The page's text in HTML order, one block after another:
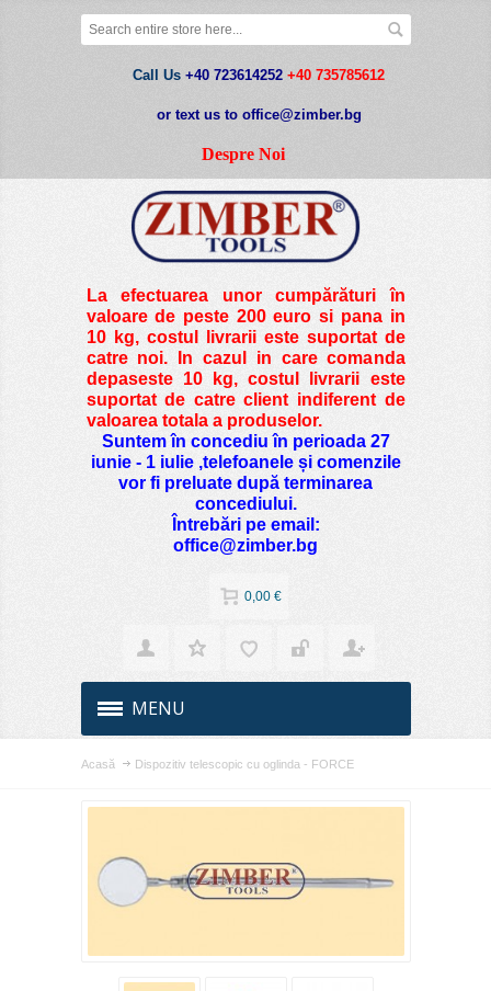
Call Us +40 723614252 +40 735785612
or text us to office@zimber.bg
Despre Noi
La efectuarea unor cumpărături în
valoare de peste200 euro si pana in
10 kg, costul livrarii este suportat de
catre noi. In cazul in care comanda
depaseste 10 kg, costul livrarii este
suportat de catre client indiferent de
valoarea totala a produselor.
Suntem în concediu în perioada 27
iunie - 1 iulie ,telefoanele și comenzile
vor fi preluate după terminarea
concediului.
Întrebări pe email:
office@zimber.bg
0,00 €
MENU
Acasă Dispozitiv telescopic cu oglinda - FORCE